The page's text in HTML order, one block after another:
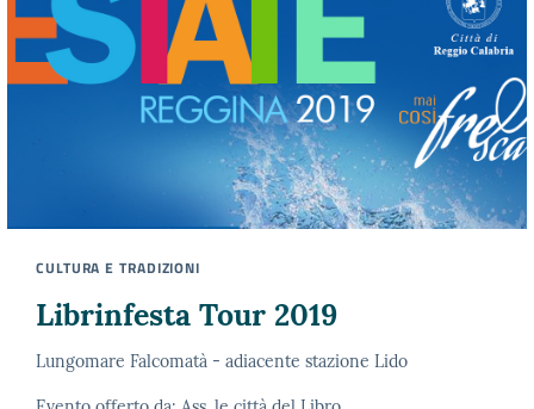
CULTURA E TRADIZIONI
Librinfesta Tour 2019
Lungomare Falcomatà - adiacente stazione Lido